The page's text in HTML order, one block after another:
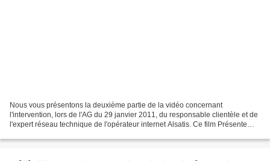
Nous vous présentons la deuxième partie de la vidéo concernant
l'intervention, lors de l'AG du 29 janvier 2011, du responsable clientèle et de
l'expert réseau technique de l'opérateur internet Alsatis. Ce film Présente